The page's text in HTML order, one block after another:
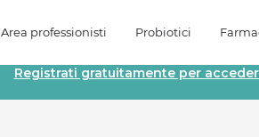
Area professionisti Probiotici
Registrati gratuitamente per